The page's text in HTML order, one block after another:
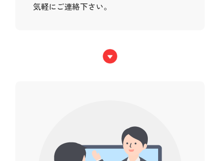
気軽にご連絡下さい。